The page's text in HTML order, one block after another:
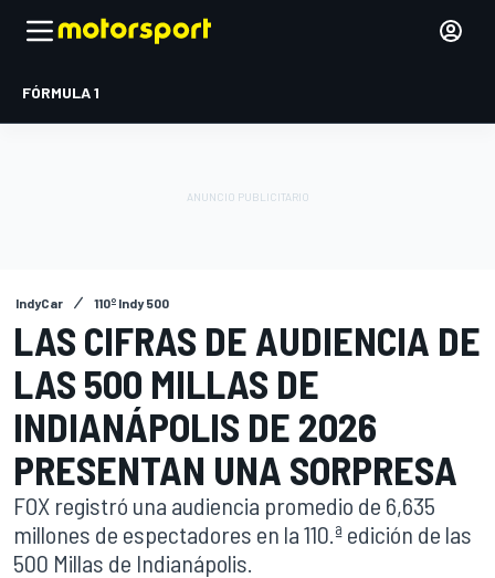
FÓRMULA 1
IndyCar 110º Indy 500
LAS CIFRAS DE AUDIENCIA DE
LAS 500 MILLAS DE
INDIANÁPOLIS DE 2026
PRESENTAN UNA SORPRESA
FOX registró una audiencia promedio de 6,635
millones de espectadores en la 110.ª edición de las
500 Millas de Indianápolis.